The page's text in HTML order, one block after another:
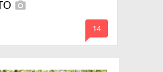
photo_camera
mode_comment
14